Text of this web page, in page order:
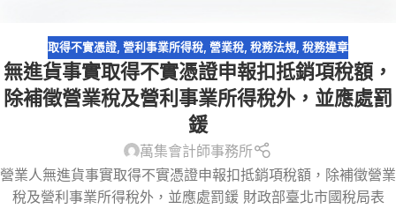
取得不實憑證, 營利事業所得稅, 營業稅, 稅務法規, 稅務違章
無進貨事實取得不實憑證申報扣抵銷項稅額，
除補徵營業稅及營利事業所得稅外，並應處罰
鍰
萬集會計師事務所
營業人無進貨事實取得不實憑證申報扣抵銷項稅額，除補徵營業
稅及營利事業所得稅外，並應處罰鍰 財政部臺北市國稅局表